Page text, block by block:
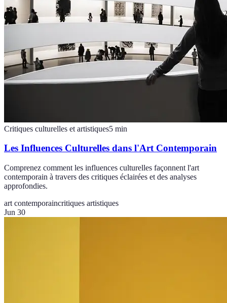
Critiques culturelles et artistiques5 min
Les Influences Culturelles dans l'Art Contemporain
Comprenez comment les influences culturelles façonnent l'art
contemporain à travers des critiques éclairées et des analyses
approfondies.
art contemporaincritiques artistiques
Jun 30